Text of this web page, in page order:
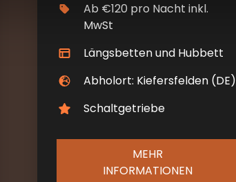
Ab €120 pro Nacht inkl.
MwSt
Längsbetten und Hubbett
Abholort: Kiefersfelden (DE)
Schaltgetriebe
MEHR
INFORMATIONEN